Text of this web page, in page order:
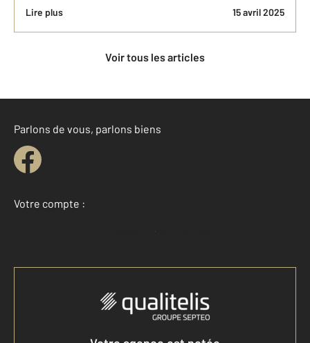
Lire plus 15 avril 2025
Voir tous les articles
Parlons de vous, parlons biens
Votre compte :
Accéder à mon compte